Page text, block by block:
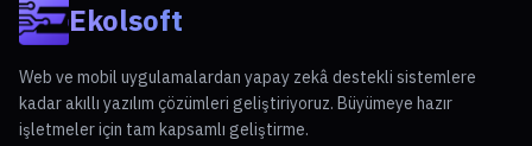
Ekolsoft
Web ve mobil uygulamalardan yapay zekâ destekli sistemlere
kadar akıllı yazılım çözümleri geliştiriyoruz. Büyümeye hazır
işletmeler için tam kapsamlı geliştirme.